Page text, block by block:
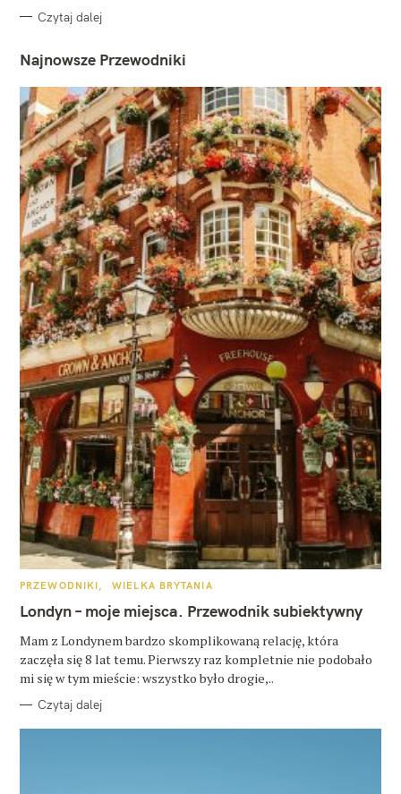
Czytaj dalej
Najnowsze Przewodniki
K
T
E
O
R
I
PRZEWODNIKI WIELKA BRYTANIA
Londyn – moje miejsca. Przewodnik subiektywny
Mam z Londynem bardzo skomplikowaną relację, która
zaczęła się 8 lat temu. Pierwszy raz kompletnie nie podobało
mi się w tym mieście: wszystko było drogie,..
Czytaj dalej